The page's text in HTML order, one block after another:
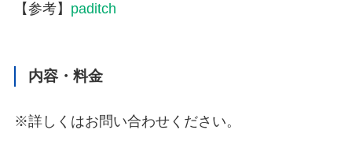
【参考】 paditch
内容・料金
※詳しくはお問い合わせください。